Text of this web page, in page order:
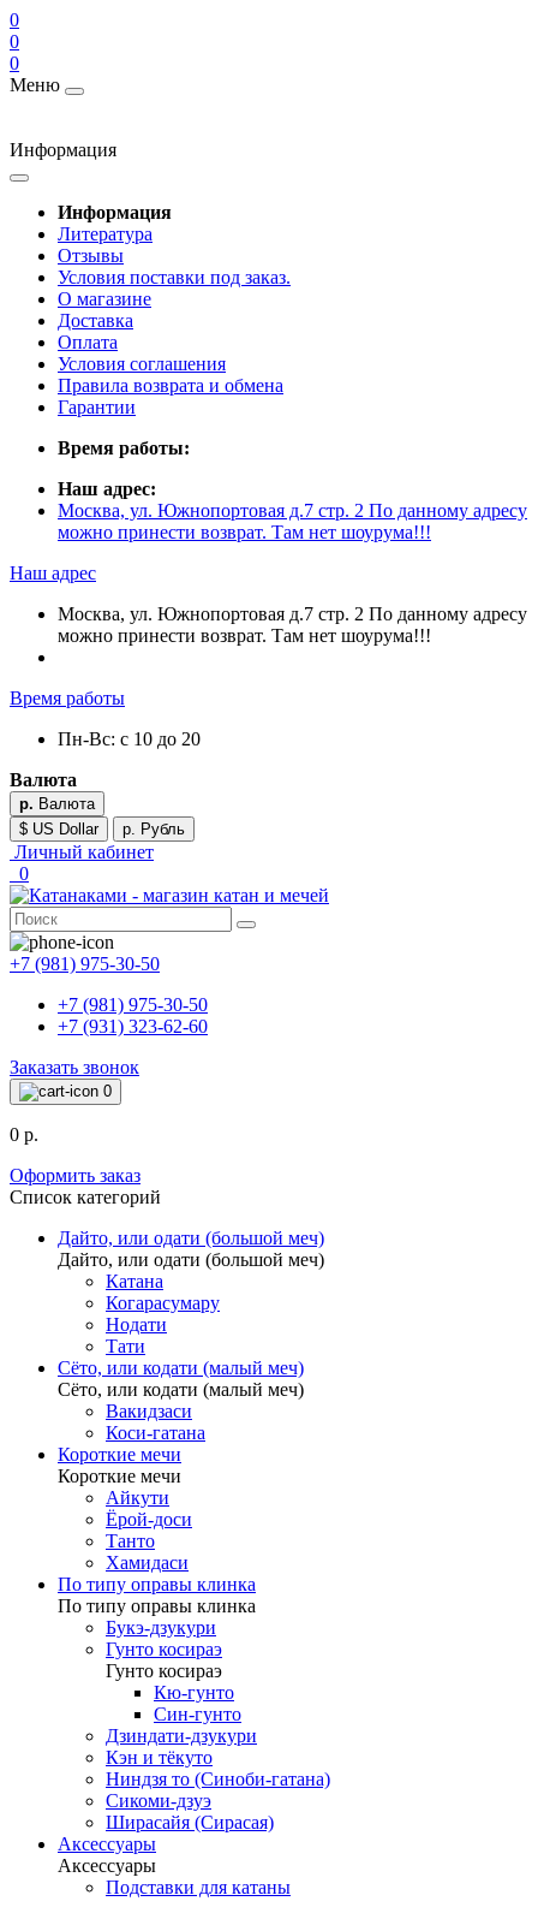
0
0
0
Меню
Информация
Информация
Литература
Отзывы
Условия поставки под заказ.
О магазине
Доставка
Оплата
Условия соглашения
Правила возврата и обмена
Гарантии
Время работы:
Наш адрес:
Москва, ул. Южнопортовая д.7 стр. 2 По данному адресу
можно принести возврат. Там нет шоурума!!!
Наш адрес
Москва, ул. Южнопортовая д.7 стр. 2 По данному адресу
можно принести возврат. Там нет шоурума!!!
Время работы
Пн-Вс: с 10 до 20
Валюта
р. Валюта
$ US Dollar
р. Рубль
Личный кабинет
0
+7 (981) 975-30-50
+7 (981) 975-30-50
+7 (931) 323-62-60
Заказать звонок
0
0 р.
Оформить заказ
Список категорий
Дайто, или одати (большой меч)
Дайто, или одати (большой меч)
Катана
Когарасумару
Нодати
Тати
Сёто, или кодати (малый меч)
Сёто, или кодати (малый меч)
Вакидзаси
Коси-гатана
Короткие мечи
Короткие мечи
Айкути
Ёрой-доси
Танто
Хамидаси
По типу оправы клинка
По типу оправы клинка
Букэ-дзукури
Гунто косираэ
Гунто косираэ
Кю-гунто
Син-гунто
Дзиндати-дзукури
Кэн и тёкуто
Ниндзя то (Синоби-гатана)
Сикоми-дзуэ
Ширасайя (Сирасая)
Аксессуары
Аксессуары
Подставки для катаны